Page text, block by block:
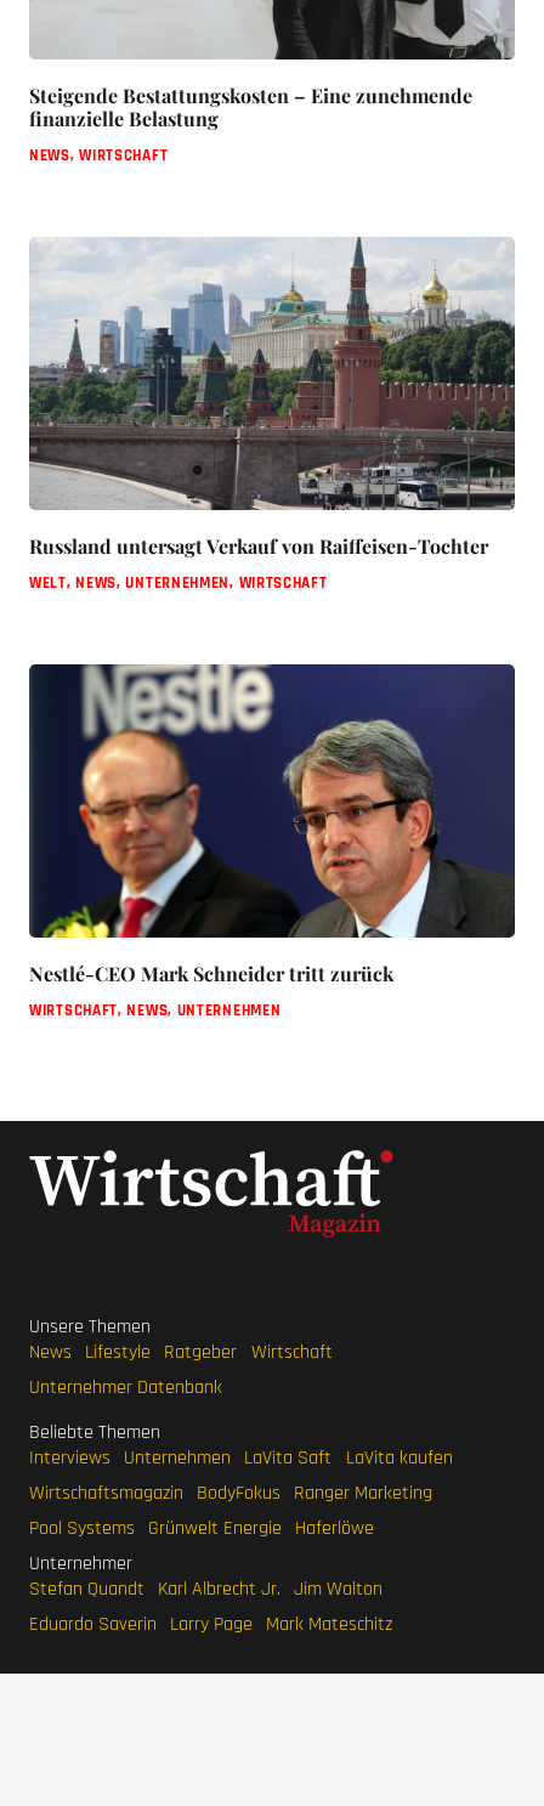
Steigende Bestattungskosten – Eine zunehmende
finanzielle Belastung
NEWS,WIRTSCHAFT
Russland untersagt Verkauf von Raiffeisen-Tochter
WELT,NEWS,UNTERNEHMEN, WIRTSCHAFT
Nestlé-CEO Mark Schneider tritt zurück
WIRTSCHAFT,NEWS, UNTERNEHMEN
Unsere Themen
News
Lifestyle Ratgeber Wirtschaft
Unternehmer Datenbank
Beliebte Themen
Interviews
Unternehmen LaVita Saft
LaVita kaufen
Wirtschaftsmagazin
BodyFokus
Ranger Marketing
Pool Systems
Grünwelt Energie
Haferlöwe
Unternehmer
Stefan Quandt
Karl Albrecht Jr. Jim Walton
Eduardo Saverin
Larry Page Mark Mateschitz